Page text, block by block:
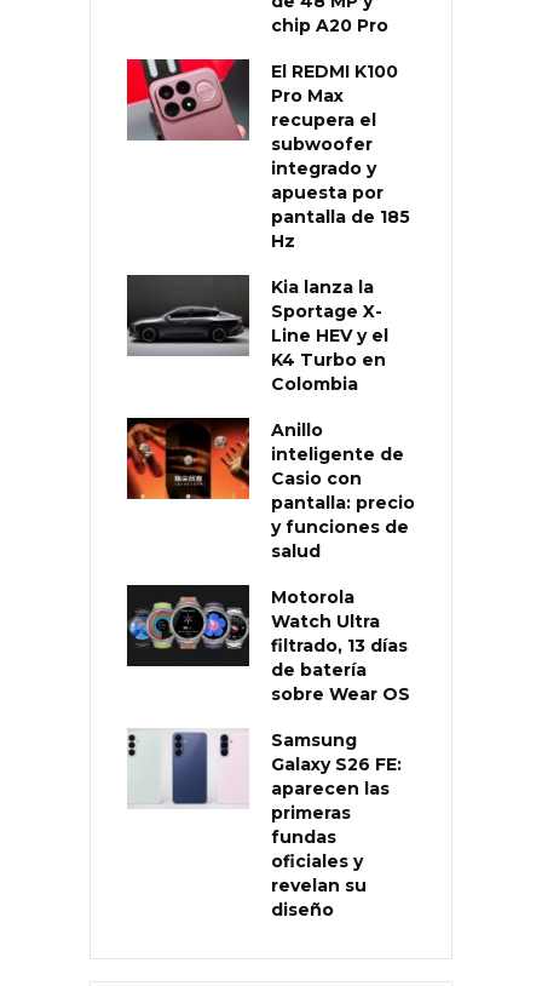
chip A20 Pro
El REDMI K100
Pro Max
recupera el
subwoofer
integrado y
apuesta por
pantalla de 185
Hz
Kia lanza la
Sportage X-
Line HEV y el
K4 Turbo en
Colombia
Anillo
inteligente de
Casio con
pantalla: precio
y funciones de
salud
Motorola
Watch Ultra
filtrado, 13 días
de batería
sobre Wear OS
Samsung
Galaxy S26 FE:
aparecen las
primeras
fundas
oficiales y
revelan su
diseño